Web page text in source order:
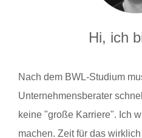
Hi, ich
Nach dem BWL-Studium
Unternehmensberater
keine "große Karriere". Ich
machen. Zeit für das